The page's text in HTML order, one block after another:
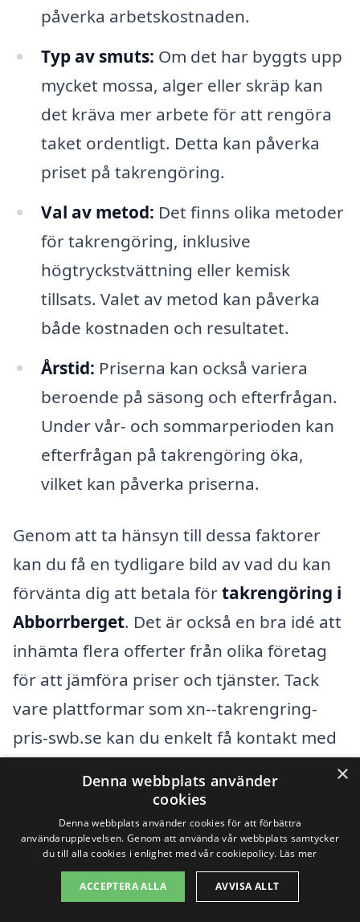
påverka arbetskostnaden.
Typ av smuts: Om det har byggts upp
mycket mossa, alger eller skräp kan
det kräva mer arbete för att rengöra
taket ordentligt. Detta kan påverka
priset på takrengöring.
Val av metod: Det finns olika metoder
för takrengöring, inklusive
högtryckstvättning eller kemisk
tillsats. Valet av metod kan påverka
både kostnaden och resultatet.
Årstid: Priserna kan också variera
beroende på säsong och efterfrågan.
Under vår- och sommarperioden kan
efterfrågan på takrengöring öka,
vilket kan påverka priserna.
Genom att ta hänsyn till dessa faktorer
kan du få en tydligare bild av vad du kan
förvänta dig att betala förtakrengöring i
Abborrberget. Det är också en bra idé att
inhämta flera offerter från olika företag
för att jämföra priser och tjänster. Tack
vare plattformar som xn--takrengring-
pris-swb.se kan du enkelt få kontakt med
hjälpa dig att få ditt tak i toppskick.
Att hålla taket rent är viktigt för att
förlänga dess livslängd och minska risken
för skador som kan leda till dyrare
×
Denna webbplats använder
cookies
Denna webbplats använder cookies för att förbättra
användarupplevelsen. Genom att använda vår webbplats samtycker
du till alla cookies i enlighet med vår cookiepolicy. Läs mer
ACCEPTERA ALLA AVVISA ALLT